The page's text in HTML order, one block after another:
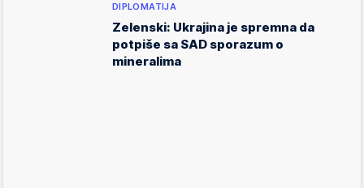
DIPLOMATIJA
Zelenski: Ukrajina je spremna da
potpiše sa SAD sporazum o
mineralima